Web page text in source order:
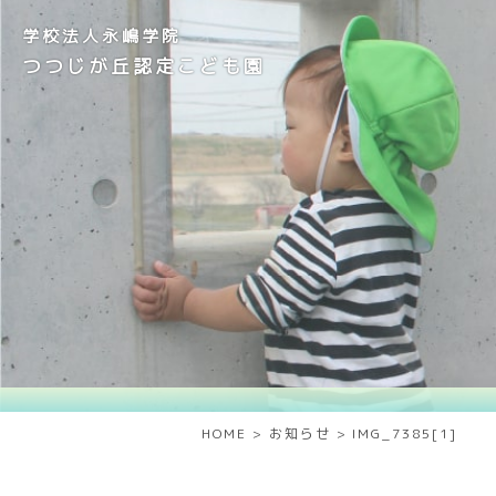
学校法人永嶋学院
つつじが丘認定こども園
HOME > お知らせ > IMG_7385[1]